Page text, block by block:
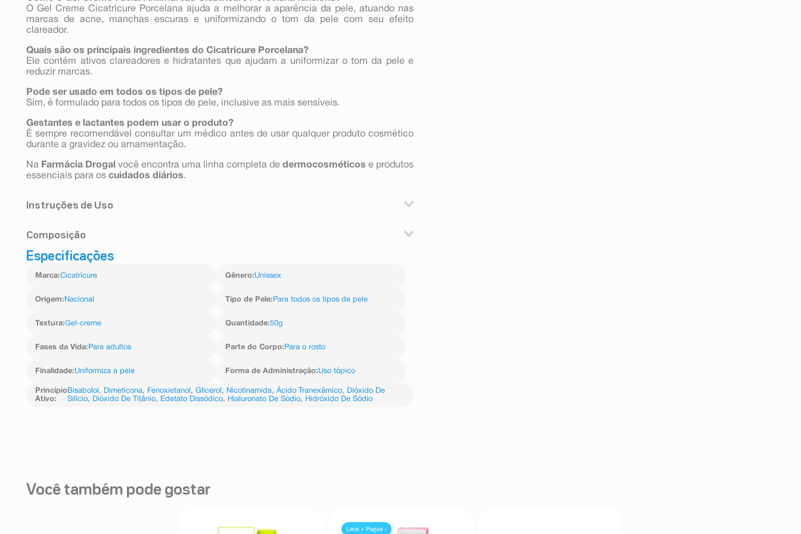
O Gel Creme Cicatricure Porcelana ajuda a melhorar a aparência da pele, atuando nas
marcas de acne, manchas escuras e uniformizando o tom da pele com seu efeito
clareador.
Quais são os principais ingredientes do Cicatricure Porcelana?
Ele contém ativos clareadores e hidratantes que ajudam a uniformizar o tom da pele e
reduzir marcas.
Pode ser usado em todos os tipos de pele?
Sim, é formulado para todos os tipos de pele, inclusive as mais sensíveis.
Gestantes e lactantes podem usar o produto?
É sempre recomendável consultar um médico antes de usar qualquer produto cosmético
durante a gravidez ou amamentação.
Na Farmácia Drogal você encontra uma linha completa de dermocosméticos e produtos
essenciais para os cuidados diários.
Instruções de Uso
adequada de produto, massageando o rosto, pescoço e colo e evitando a área dos olhos.
Composição
água, gluconolactona, glicerol, ésteres peg-20 de tribeenina, caprilil meticona, nonanoato
peg-12, ácido tranexâmico, nicotinamida, cetil hidroxietilcelulose, fenoxietanol, hidróxido
crospolímero-6 de poliacrilato, dióxido de titânio, caprililglicol, butileno glicol, mica,
ural, dióxido de silício , 1,2-hexanodiol, hialuronato de sódio, pérola hidrolisada, limoneno
Especificações
Marca:Cicatricure Gênero:Unissex
Origem: Nacional Tipo de Pele: Para todos os tipos de pele
Textura:Gel-creme Quantidade:50g
Fases da Vida: Para adultos Parte do Corpo: Para o rosto
Finalidade:Uniformiza a pele Forma de Administração:Uso tópico
Princípio
Ativo:
Bisabolol , Dimeticona, Fenoxietanol , Glicerol , Nicotinamida, Ácido Tranexâmico, Dióxido De
Silício, Dióxido De Titânio, Edetato Dissódico, Hialuronato De Sódio, Hidróxido De Sódio
Você também pode gostar
Leve + Pague -